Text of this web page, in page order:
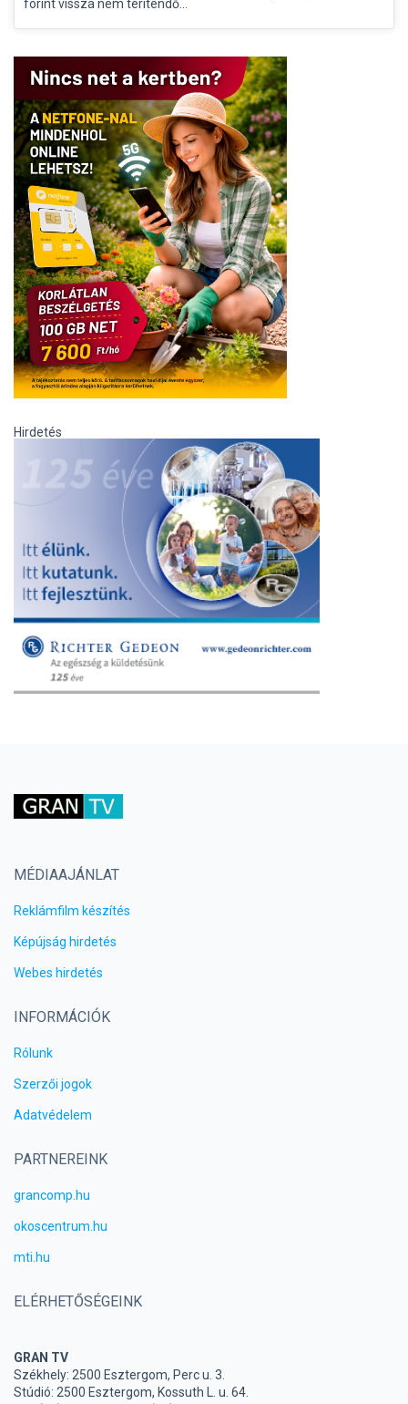
forint vissza nem térítendő...
Hirdetés
MÉDIAAJÁNLAT
Reklámfilm készítés
Képújság hirdetés
Webes hirdetés
INFORMÁCIÓK
Rólunk
Szerzői jogok
Adatvédelem
PARTNEREINK
grancomp.hu
okoscentrum.hu
mti.hu
ELÉRHETŐSÉGEINK
GRAN TV
Székhely: 2500 Esztergom, Perc u. 3.
Stúdió: 2500 Esztergom, Kossuth L. u. 64.